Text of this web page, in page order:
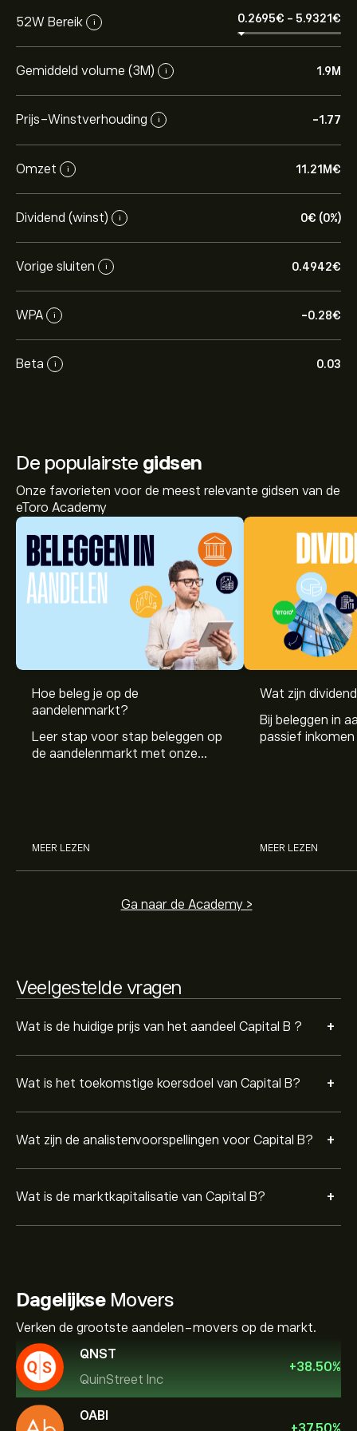
52W Bereik i 0.2695‎€‎ - 5.9321‎€‎
Gemiddeld volume (3M) i 1.9M
Prijs-Winstverhouding i -1.77
Omzet i 11.21M‎€‎
Dividend (winst) i 0‎€‎ (0%)
Vorige sluiten i 0.4942‎€‎
WPA i -0.28‎€‎
Beta i 0.03
De populairste gidsen
Onze favorieten voor de meest relevante gidsen van de
eToro Academy
Hoe beleg je op de
aandelenmarkt?
Leer stap voor stap beleggen op
de aandelenmarkt met onze
MEER LEZEN
Wat zijn
Bij beleggen in
passief
MEER LEZEN
Ga naar de Academy >
Veelgestelde vragen
Wat is de huidige prijs van het aandeel Capital B ? +
De huidige koers van ALCPB.PA is 0.4942‎€‎.
Wat is het toekomstige koersdoel van Capital B? +
Het gemiddelde koersdoel voor Capital B is 0.4942‎€‎.
Meld je aanbij eToro voor gedetailleerde
Wat zijn de analistenvoorspellingen voor Capital B? +
voor toekomstige koersbewegingen.
Wat is de marktkapitalisatie van Capital B? +
De marktkapitalisatie van Capital B is 162.88M‎€‎
DagelijkseMovers
Verken de grootste aandelen-movers op de markt.
QNST
QuinStreet Inc
+38.50%
OABI